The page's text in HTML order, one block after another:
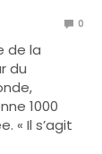
0
de la
du
1000
« Il s’agit